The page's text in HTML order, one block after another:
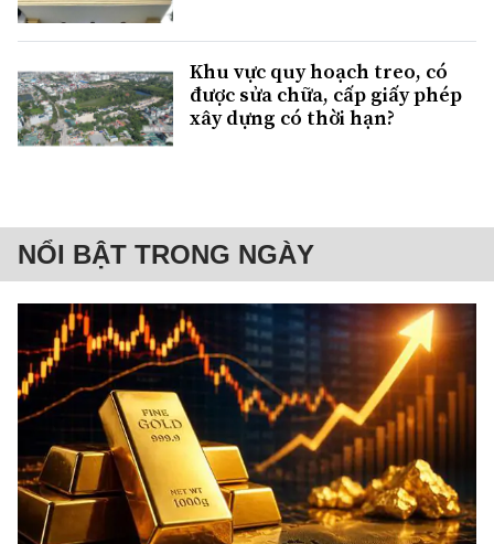
Khu vực quy hoạch treo, có
được sửa chữa, cấp giấy phép
xây dựng có thời hạn?
NỔI BẬT TRONG NGÀY